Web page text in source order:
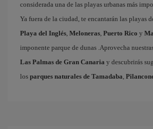
considerada una de las playas urbanas más
Ya fuera de la ciudad, te encantarán las playas
Playa del Inglés, Meloneras, Puerto Rico y
imponente parque de dunas .Aprovecha
Las Palmas de Gran Canaria y descubrirás
los parques naturales de Tamadaba,